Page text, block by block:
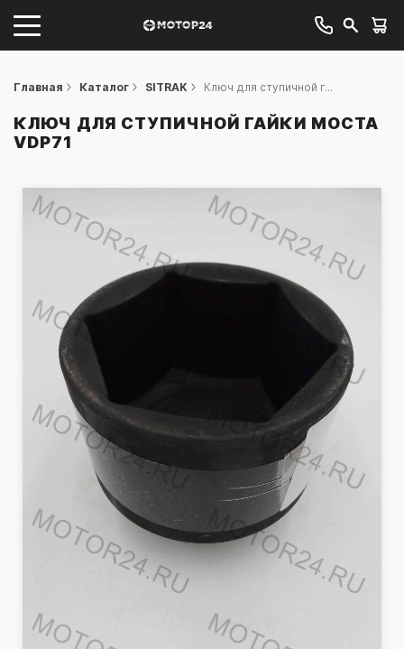
Главная Каталог SITRAK Ключ для ступичной г...
КЛЮЧ ДЛЯ СТУПИЧНОЙ ГАЙКИ МОСТА
VDP71